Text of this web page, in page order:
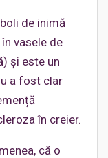
de inimă
vasele de
și este un
a fost clar
în creier.
că o